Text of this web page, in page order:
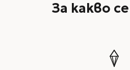
За какво